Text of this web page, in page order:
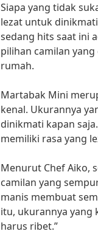
Siapa yang tidak
lezat untuk
sedang hits saat ini
pilihan camilan
rumah.
Martabak Mini
kenal. Ukurannya
dinikmati kapan
memiliki rasa yang
Menurut Chef Aiko,
camilan yang
manis membuat
itu, ukurannya yang
harus ribet.”